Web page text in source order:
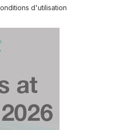
d'utilisation